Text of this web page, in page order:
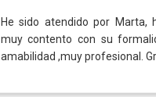
He sido atendido por Marta,
muy contento con su
amabilidad ,muy profesional.